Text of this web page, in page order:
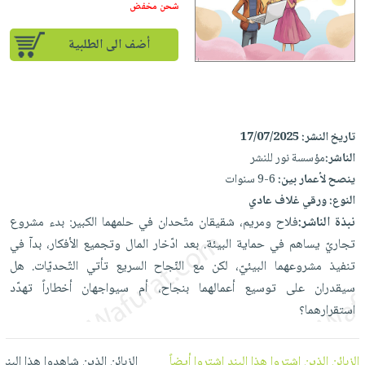
إختياراتنا
كتب
أكاديمية
English
books
iKitab
بلا
طرحها
تحميل
iKitab
على
Android
تحميل
iKitab
على
Apple
أسئلة
يتكرر
طرحها
Android
تحميل
masmu3
على
Apple
المواضيع
الأكثر
تعليمية
صندوق
القراءة
جوائز
تعليمية
الصحة
الكل
أجهزة
العناية
الشخصية
العناية
وتصفيف
الشعر
المطبخ
والسفرة
جديد
الكل
أواني
الطهي
أدوات
متجر
الهدايا
شحن مخفض
أضف الى الطلبية
تاريخ النشر:17/07/2025
الناشر:مؤسسة نور للنشر
ينصح لأعمار بين:6-9 سنوات
النوع:ورقي غلاف عادي
نبذة الناشر:فلاح ومريم، شقيقان متّحدان في حلمهما الكبير: بدء مشروع
تجاريّ يساهم في حماية البيئة. بعد ادّخار المال وتجميع الأفكار، بدآ في
تنفيذ مشروعهما البيئيّ، لكن مع النّجاح السريع تأتي التّحديّات. هل
سيقدران على توسيع أعمالهما بنجاح، أم سيواجهان أخطاراً تهدّد
استقرارهما؟